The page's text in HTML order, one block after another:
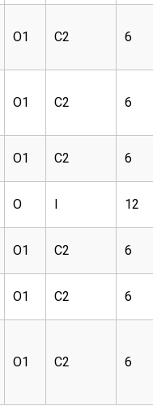
O1 C2 6
O1 C2 6
O1 C2 6
O 12
O1 C2 6
O1 C2 6
O1 C2 6